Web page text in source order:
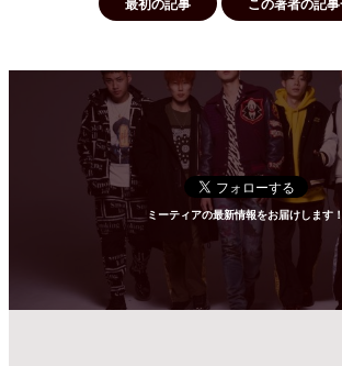
ミーティアの最新情報をお届けします！